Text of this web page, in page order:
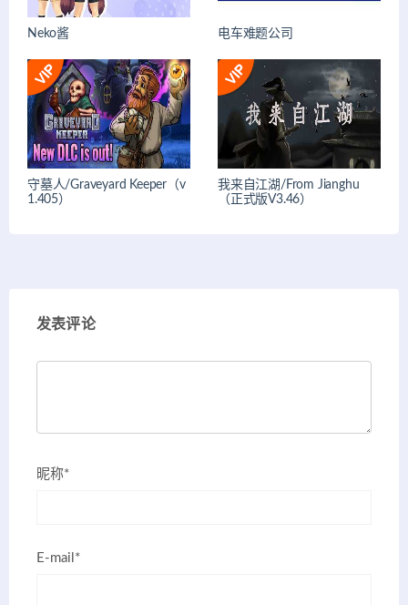
Neko酱 电车难题公司
守墓人/Graveyard Keeper（v
1.405）
我来自江湖/From Jianghu
（正式版V3.46）
发表评论
昵称*
E-mail*